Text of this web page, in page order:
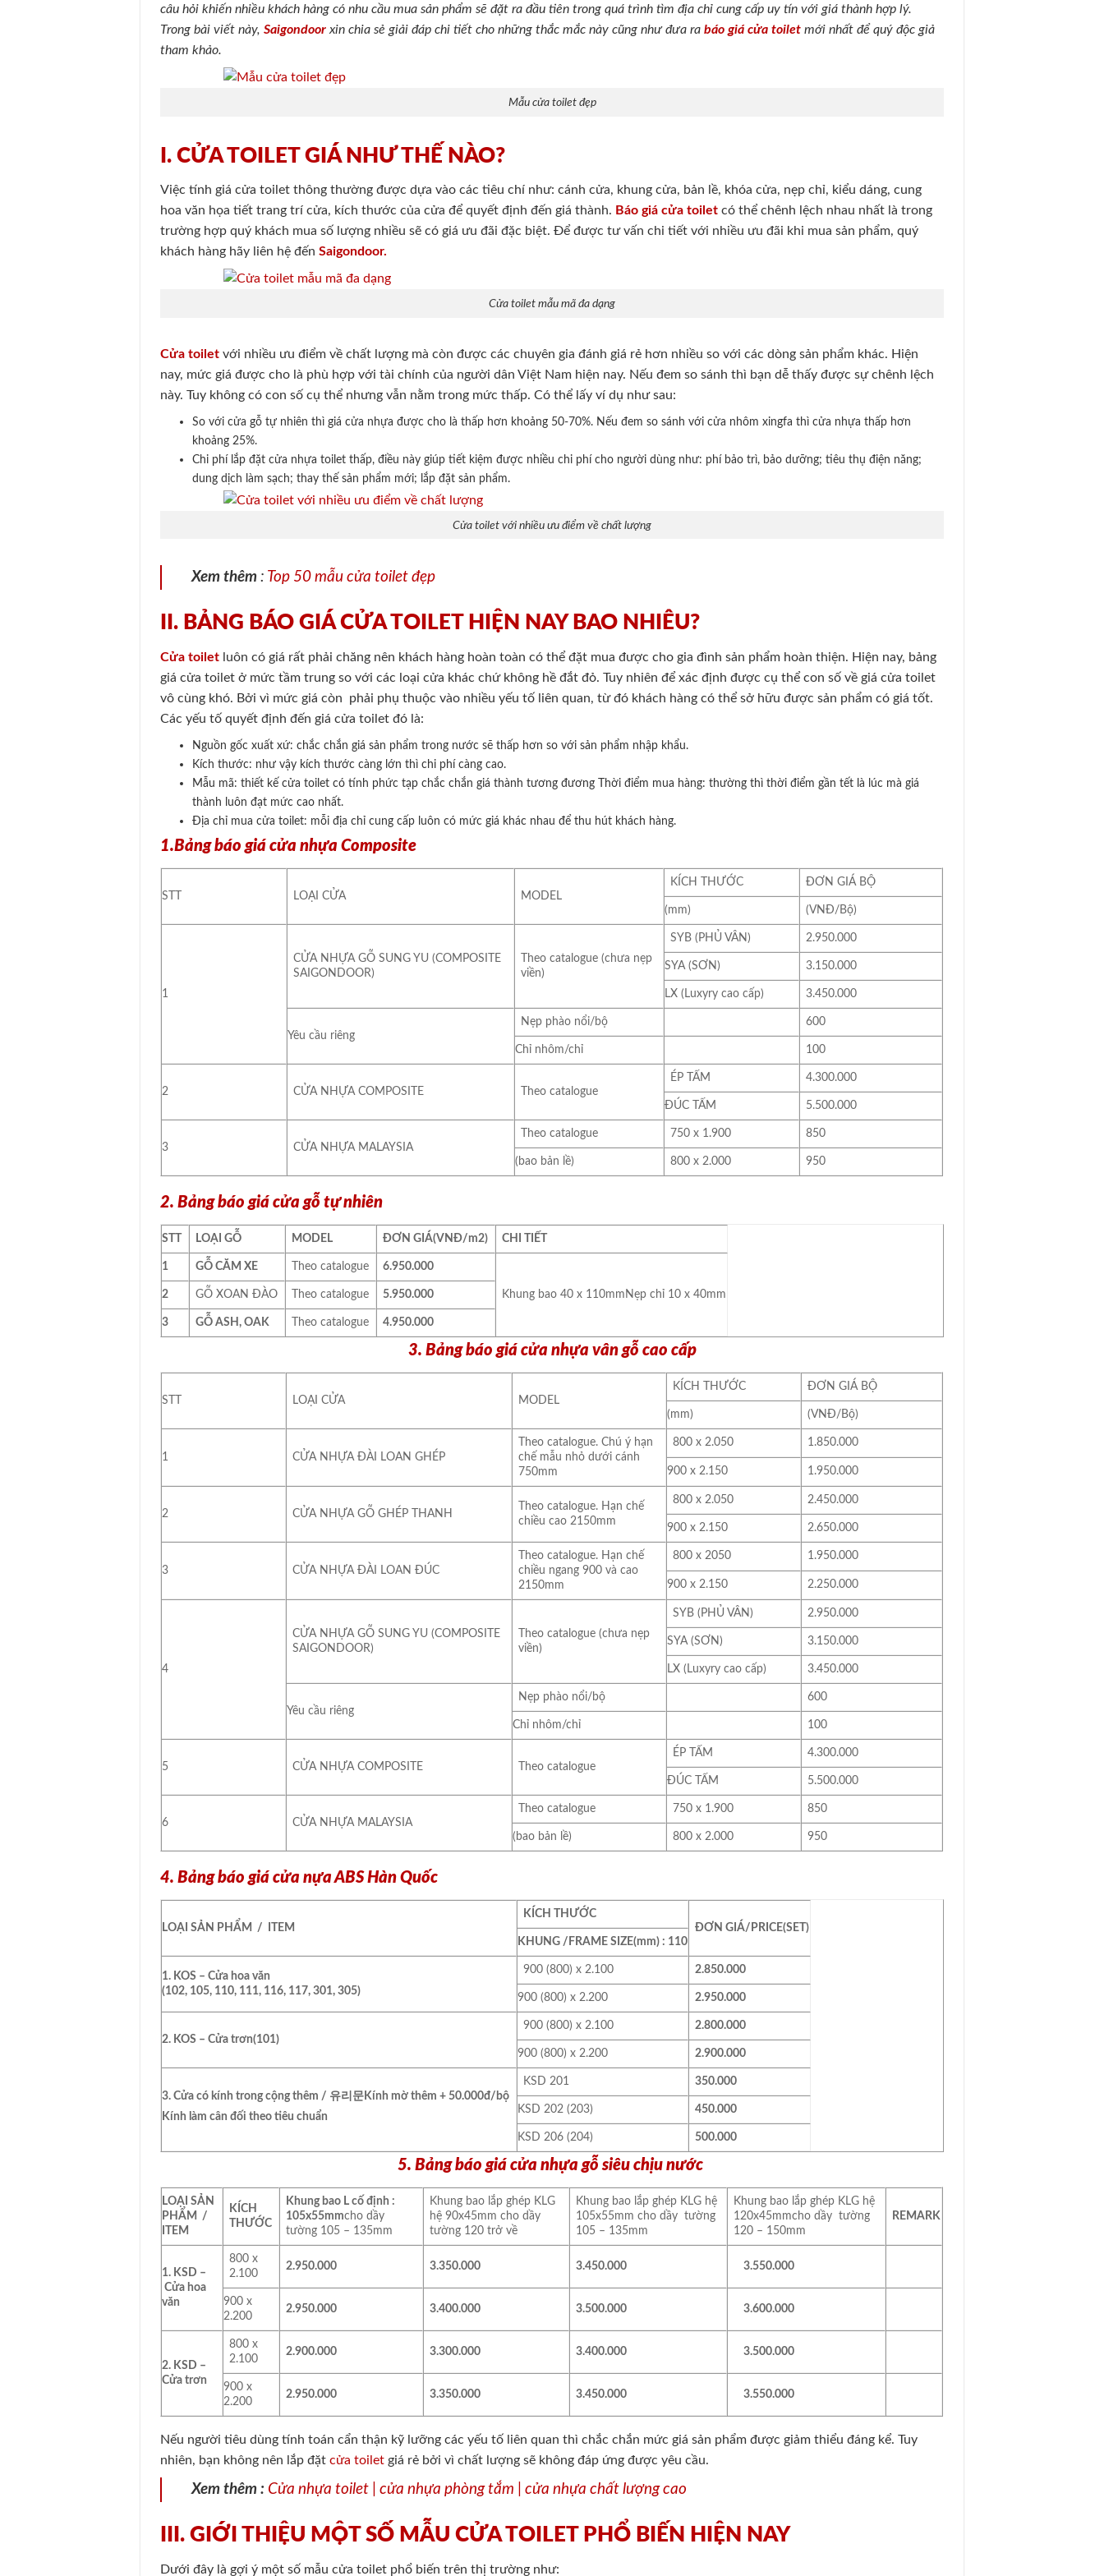
câu hỏi khiến nhiều khách hàng có nhu cầu mua sản phẩm sẽ đặt ra đầu tiên trong quá trình tìm địa chỉ cung cấp uy tín với giá thành hợp lý.
Trong bài viết này, Saigondoor xin chia sẻ giải đáp chi tiết cho những thắc mắc này cũng như đưa rabáo giá cửa toilet mới nhất để quý độc giả
tham khảo.
Mẫu cửa toilet đẹp
I. CỬA TOILET GIÁ NHƯ THẾ NÀO?
Việc tính giá cửa toilet thông thường được dựa vào các tiêu chí như: cánh cửa, khung cửa, bản lề, khóa cửa, nẹp chỉ, kiểu dáng, cung
hoa văn họa tiết trang trí cửa, kích thước của cửa để quyết định đến giá thành. Báo giá cửa toilet có thể chênh lệch nhau nhất là trong
trường hợp quý khách mua số lượng nhiều sẽ có giá ưu đãi đặc biệt. Để được tư vấn chi tiết với nhiều ưu đãi khi mua sản phẩm, quý
khách hàng hãy liên hệ đếnSaigondoor.
Cửa toilet mẫu mã đa dạng
Cửa toilet với nhiều ưu điểm về chất lượng mà còn được các chuyên gia đánh giá rẻ hơn nhiều so với các dòng sản phẩm khác. Hiện
nay, mức giá được cho là phù hợp với tài chính của người dân Việt Nam hiện nay. Nếu đem so sánh thì bạn dễ thấy được sự chênh lệch
này. Tuy không có con số cụ thể nhưng vẫn nằm trong mức thấp. Có thể lấy ví dụ như sau:
So với cửa gỗ tự nhiên thì giá cửa nhựa được cho là thấp hơn khoảng 50-70%. Nếu đem so sánh với cửa nhôm xingfa thì cửa nhựa thấp hơn
khoảng 25%.
Chi phí lắp đặt cửa nhựa toilet thấp, điều này giúp tiết kiệm được nhiều chi phí cho người dùng như: phí bảo trì, bảo dưỡng; tiêu thụ điện năng;
dung dịch làm sạch; thay thế sản phẩm mới; lắp đặt sản phẩm.
Cửa toilet với nhiều ưu điểm về chất lượng
Xem thêm : Top 50 mẫu cửa toilet đẹp
II. BẢNG BÁO GIÁ CỬA TOILET HIỆN NAY BAO NHIÊU?
Cửa toilet luôn có giá rất phải chăng nên khách hàng hoàn toàn có thể đặt mua được cho gia đình sản phẩm hoàn thiện. Hiện nay, bảng
giá cửa toilet ở mức tầm trung so với các loại cửa khác chứ không hề đắt đỏ. Tuy nhiên để xác định được cụ thể con số về giá cửa toilet
vô cùng khó. Bởi vì mức giá còn phải phụ thuộc vào nhiều yếu tố liên quan, từ đó khách hàng có thể sở hữu được sản phẩm có giá tốt.
Các yếu tố quyết định đến giá cửa toilet đó là:
Nguồn gốc xuất xứ: chắc chắn giá sản phẩm trong nước sẽ thấp hơn so với sản phẩm nhập khẩu.
Kích thước: như vậy kích thước càng lớn thì chi phí càng cao.
Mẫu mã: thiết kế cửa toilet có tính phức tạp chắc chắn giá thành tương đương Thời điểm mua hàng: thường thì thời điểm gần tết là lúc mà giá
thành luôn đạt mức cao nhất.
Địa chỉ mua cửa toilet: mỗi địa chỉ cung cấp luôn có mức giá khác nhau để thu hút khách hàng.
1.Bảng báo giá cửa nhựa Composite
STT LOẠI CỬA MODEL
KÍCH THƯỚC ĐƠN GIÁ BỘ
(mm) (VNĐ/Bộ)
1
CỬA NHỰA GỖ SUNG YU (COMPOSITE
SAIGONDOOR)
Theo catalogue (chưa nẹp
viền)
SYB (PHỦ VÂN) 2.950.000
SYA (SƠN) 3.150.000
LX (Luxyry cao cấp) 3.450.000
Yêu cầu riêng
Nẹp phào nổi/bộ 600
Chỉ nhôm/chỉ 100
2 CỬA NHỰA COMPOSITE Theo catalogue
ÉP TẤM 4.300.000
ĐÚC TẤM 5.500.000
3 CỬA NHỰA MALAYSIA
Theo catalogue 750 x 1.900 850
(bao bản lề) 800 x 2.000 950
2. Bảng báo giá cửa gỗ tự nhiên
STT LOẠI GỖ MODEL ĐƠN GIÁ(VNĐ/m2) CHI TIẾT
1 GỖ CĂM XE Theo catalogue 6.950.000
Khung bao 40 x 110mmNẹp chỉ 10 x 40mm
2 GỖ XOAN ĐÀO Theo catalogue 5.950.000
3 GỖ ASH, OAK Theo catalogue 4.950.000
3. Bảng báo giá cửa nhựa vân gỗ cao cấp
STT LOẠI CỬA MODEL
KÍCH THƯỚC ĐƠN GIÁ BỘ
(mm) (VNĐ/Bộ)
1 CỬA NHỰA ĐÀI LOAN GHÉP
Theo catalogue. Chú ý hạn
chế mẫu nhỏ dưới cánh
750mm
800 x 2.050 1.850.000
900 x 2.150 1.950.000
2 CỬA NHỰA GỖ GHÉP THANH
Theo catalogue. Hạn chế
chiều cao 2150mm
800 x 2.050 2.450.000
900 x 2.150 2.650.000
3 CỬA NHỰA ĐÀI LOAN ĐÚC
Theo catalogue. Hạn chế
chiều ngang 900 và cao
2150mm
800 x 2050 1.950.000
900 x 2.150 2.250.000
4
CỬA NHỰA GỖ SUNG YU (COMPOSITE
SAIGONDOOR)
Theo catalogue (chưa nẹp
viền)
SYB (PHỦ VÂN) 2.950.000
SYA (SƠN) 3.150.000
LX (Luxyry cao cấp) 3.450.000
Yêu cầu riêng
Nẹp phào nổi/bộ 600
Chỉ nhôm/chỉ 100
5 CỬA NHỰA COMPOSITE Theo catalogue
ÉP TẤM 4.300.000
ĐÚC TẤM 5.500.000
6 CỬA NHỰA MALAYSIA
Theo catalogue 750 x 1.900 850
(bao bản lề) 800 x 2.000 950
4. Bảng báo giá cửa nựa ABS Hàn Quốc
LOẠI SẢN PHẨM / ITEM
KÍCH THƯỚC
ĐƠN GIÁ/PRICE(SET)
KHUNG /FRAME SIZE(mm) : 110
1. KOS –Cửa hoa văn
(102, 105, 110, 111, 116, 117, 301, 305)
900 (800) x 2.100 2.850.000
900 (800) x 2.200 2.950.000
2. KOS – Cửa trơn(101)
900 (800) x 2.100 2.800.000
900 (800) x 2.200 2.900.000
3. Cửa có kính trong cộng thêm / 유리문 Kính mờ thêm + 50.000đ/bộ
Kính làm cân đối theo tiêu chuẩn
KSD 201 350.000
KSD 202 (203) 450.000
KSD 206 (204) 500.000
5. Bảng báo giá cửa nhựa gỗ siêu chịu nước
LOẠI SẢN
PHẨM /
ITEM
KÍCH
THƯỚC
Khung bao L cố định :
105x55mmcho dầy
tường 105 – 135mm
Khung bao lắp ghép KLG
hệ 90x45mm cho dầy
tường 120 trở về
Khung bao lắp ghép KLG hệ
105x55mm cho dầy tường
105 – 135mm
Khung bao lắp ghép KLG hệ
120x45mmcho dầy tường
120 – 150mm
REMARK
1. KSD –
Cửa hoa
văn
800 x
2.100
2.950.000 3.350.000 3.450.000 3.550.000
900 x
2.200
2.950.000 3.400.000 3.500.000 3.600.000
2. KSD –
Cửa trơn
800 x
2.100
2.900.000 3.300.000 3.400.000 3.500.000
900 x
2.200
2.950.000 3.350.000 3.450.000 3.550.000
Nếu người tiêu dùng tính toán cẩn thận kỹ lưỡng các yếu tố liên quan thì chắc chắn mức giá sản phẩm được giảm thiểu đáng kể. Tuy
nhiên, bạn không nên lắp đặtcửa toilet giá rẻ bởi vì chất lượng sẽ không đáp ứng được yêu cầu.
Xem thêm : Cửa nhựa toilet | cửa nhựa phòng tắm | cửa nhựa chất lượng cao
III. GIỚI THIỆU MỘT SỐ MẪU CỬA TOILET PHỔ BIẾN HIỆN NAY
Dưới đây là gợi ý một số mẫu cửa toilet phổ biến trên thị trường như: